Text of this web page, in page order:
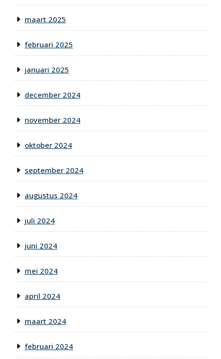
maart 2025
februari 2025
januari 2025
december 2024
november 2024
oktober 2024
september 2024
augustus 2024
juli 2024
juni 2024
mei 2024
april 2024
maart 2024
februari 2024